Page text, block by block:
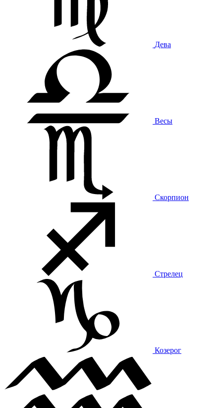
Дева
Весы
Скорпион
Стрелец
Козерог